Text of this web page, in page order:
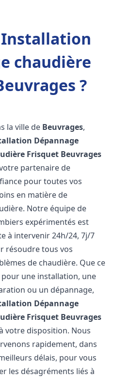
Installation
chaudière
?
la ville de Beuvrages,
Dépannage
Frisquet Beuvrages
partenaire de
pour toutes vos
en matière de
Notre équipe de
expérimentés est
à intervenir 24h/24, 7j/7
résoudre tous vos
de chaudière. Que ce
une installation, une
ou un dépannage,
Dépannage
Frisquet Beuvrages
votre disposition. Nous
rapidement, dans
délais, pour vous
les désagréments liés à